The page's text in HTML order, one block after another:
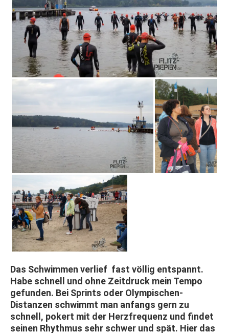
Das Schwimmen verlief fast völlig entspannt.
Habe schnell und ohne Zeitdruck mein Tempo
gefunden. Bei Sprints oder Olympischen-
Distanzen schwimmt man anfangs gern zu
schnell, pokert mit der Herzfrequenz und findet
seinen Rhythmus sehr schwer und spät. Hier das